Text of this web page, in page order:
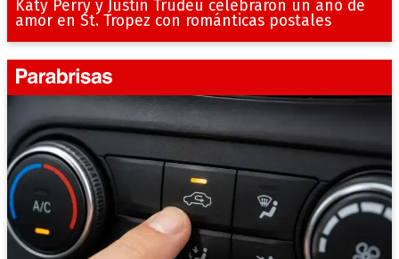
Katy Perry y Justin Trudeu celebraron un año de
amor en St. Tropez con románticas postales